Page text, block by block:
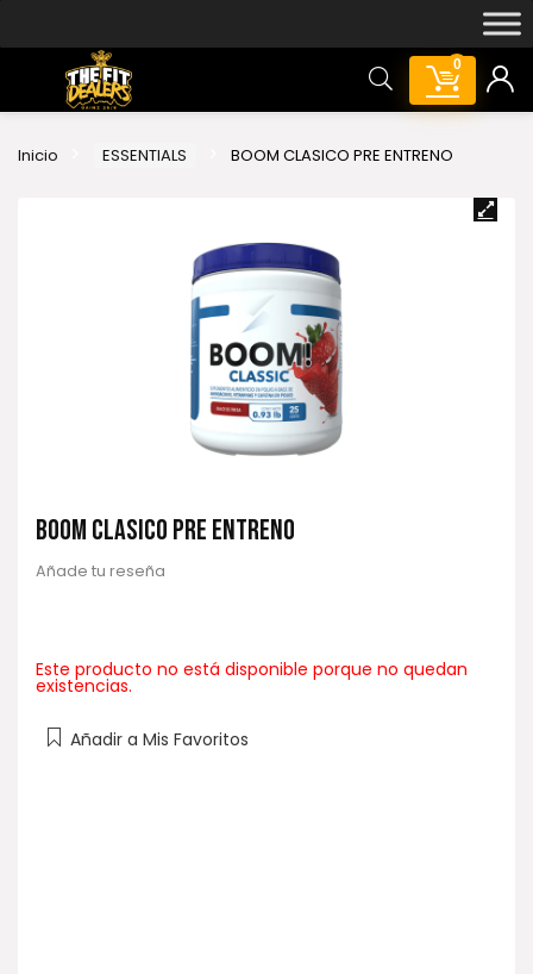
0
Inicio ESSENTIALS BOOM CLASICO PRE ENTRENO
BOOM CLASICO PRE ENTRENO
Añade tu reseña
Este producto no está disponible porque no quedan
existencias.
Añadir a Mis Favoritos